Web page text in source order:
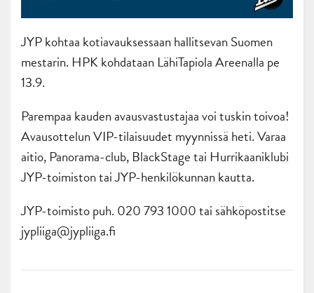
JYP kohtaa kotiavauksessaan hallitsevan Suomen
mestarin. HPK kohdataan LähiTapiola Areenalla pe
13.9.
Parempaa kauden avausvastustajaa voi tuskin toivoa!
Avausottelun VIP-tilaisuudet myynnissä heti. Varaa
aitio, Panorama-club, BlackStage tai Hurrikaaniklubi
JYP-toimiston tai JYP-henkilökunnan kautta.
JYP-toimisto puh. 020 793 1000 tai sähköpostitse
jypliiga@jypliiga.fi